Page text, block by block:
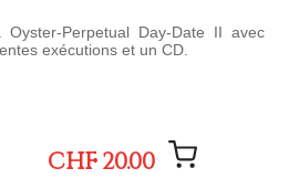
Perpetual Day-Date II avec
exécutions et un CD.
CHF 20.00